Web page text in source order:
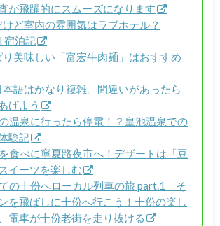
が飛躍的にスムーズになります
けど室内の雰囲気はラブホテル？
宿泊記
り美味しい「富宏牛肉麺」はおすすめ
本語はかなり複雑。間違いがあったら
げよう
温泉に行ったら停電！？皇池温泉での
験記
食べに寧夏路夜市へ！デザートは「豆
イーツを楽しむ
ての十份へローカル列車の旅 part.1 そ
を飛ばしに十份へ行こう！十份の楽し
電車が十份老街を走り抜ける